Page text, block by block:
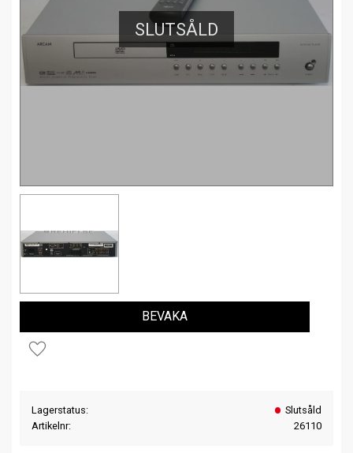
SLUTSÅLD
Lägg till i favoriter
BEVAKA
Lagerstatus
Slutsåld
Artikelnr
26110